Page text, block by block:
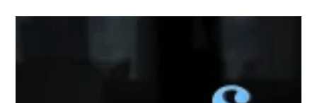
Qualifizierte Tragwerksplaner/-innen